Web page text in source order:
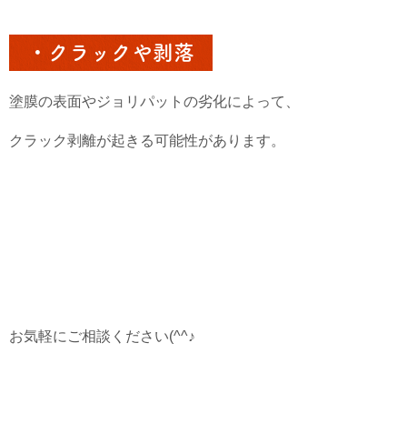
・クラックや剥落
塗膜の表面やジョリパットの劣化によって、
クラック剥離が起きる可能性があります。
お気軽にご相談ください(^^♪